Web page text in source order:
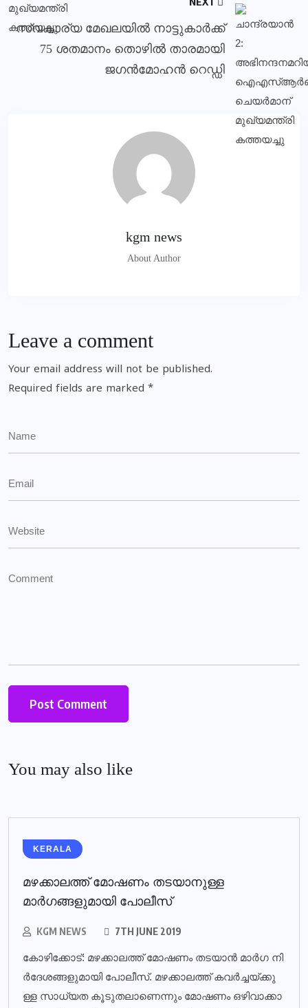
സ്വകാര്യ മേഖലയില്‍ നാട്ടുകാര്‍ക്ക്
75 ശതമാനം തൊഴില്‍ താരമായി
ജഗന്‍മോഹന്‍ റെഡ്ഡി
kgm news
About Author
Leave a comment
Your email address will not be published.
Required fields are marked *
You may also like
KERALA
മഴക്കാലത്ത് മോഷണം തടയാനുള്ള
മാര്‍ഗങ്ങളുമായി പോലീസ്‌
KGM NEWS 7TH JUNE 2019
കോ​ഴി​ക്കോ​ട്: മ​ഴ​ക്കാ​ല​ത്ത് മോ​ഷ​ണം ത​ട​യാ​ന്‍ മാ​ര്‍​ഗ നി​
ര്‍​ദേ​ശ​ങ്ങ​ളു​മാ​യി​ പോ​ലീ​സ്. മ​ഴ​ക്കാ​ല​ത്ത് ക​വ​ര്‍​ച്ച​യ്ക്കു​
ള്ള സാ​ധ്യ​ത കൂ​ടു​ത​ലാ​ണെ​ന്നും മോ​ഷ​ണം ഒ​ഴി​വാ​ക്കാ​